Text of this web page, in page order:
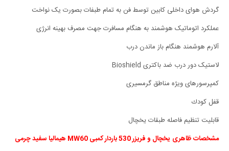
گردش هوای داخلی کابین توسط فن به تمام طبفات بصورت یک نواخت
عملکرد اتوماتیک هوشمند به هنگام مسافرت جهت مصرف بهینه انرژی
آلارم هوشمند هنگام باز ماندن درب
لاستیک دور درب ضد باکتری Bioshield
کمپرسورهای ویژه مناطق گرمسیری
قفل كودك
قابليت تنظيم فاصله طبقات يخچال
مشخصات ظاهری یخچال و فریزر 530 باردار کمبی MW60 هیمالیا سفید چرمی